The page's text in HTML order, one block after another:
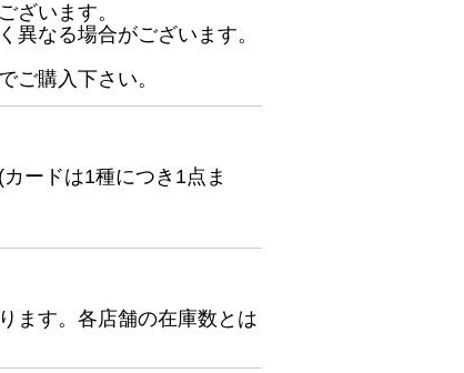
ざいます。
異なる場合がございます。
ご購入下さい。
ードは1種につき1点ま
ます。各店舗の在庫数とは